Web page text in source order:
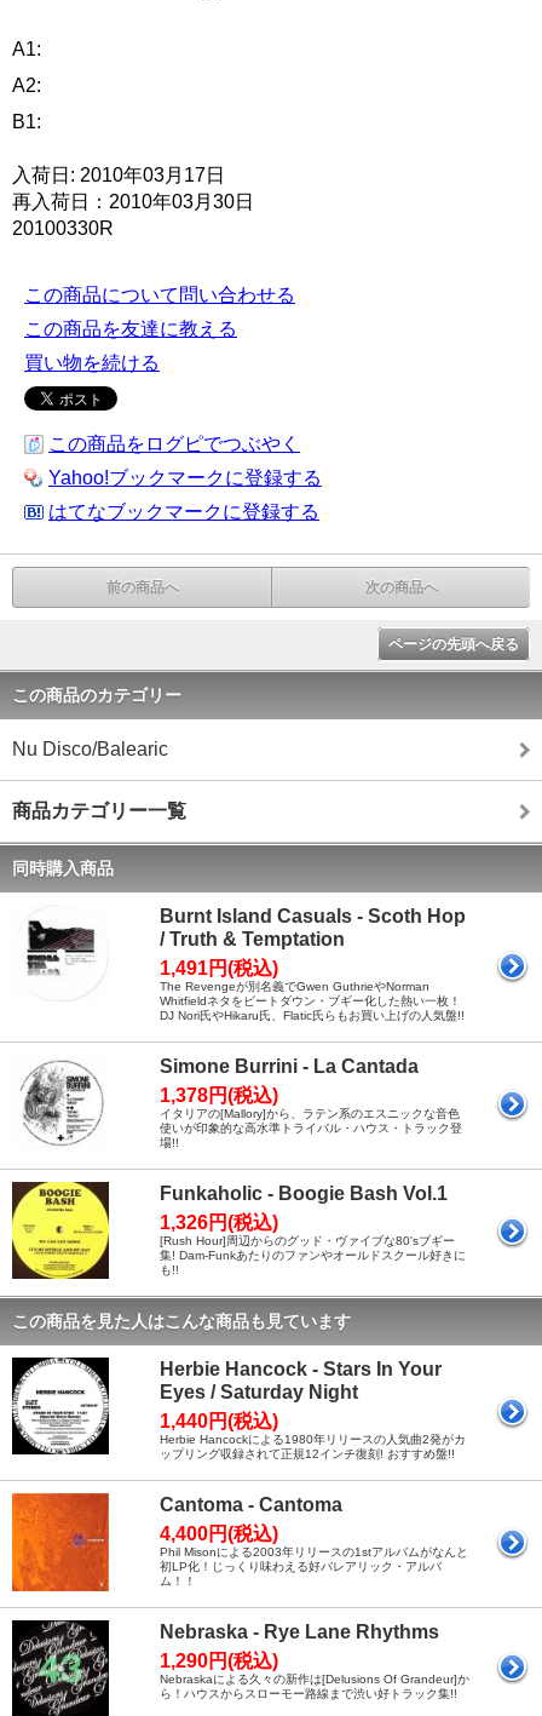
A1:
A2:
B1:
入荷日: 2010年03月17日
再入荷日：2010年03月30日
20100330R
この商品について問い合わせる
この商品を友達に教える
買い物を続ける
この商品をログピでつぶやく
Yahoo!ブックマークに登録する
はてなブックマークに登録する
前の商品へ 次の商品へ
ページの先頭へ戻る
この商品のカテゴリー
Nu Disco/Balearic
商品カテゴリー一覧
同時購入商品
Burnt Island Casuals - Scoth Hop
/ Truth & Temptation
1,491円(税込)
The Revengeが別名義でGwen GuthrieやNorman
Whitfieldネタをビートダウン・ブギー化した熱い一枚！
DJ Nori氏やHikaru氏、Flatic氏らもお買い上げの人気盤!!
Simone Burrini - La Cantada
1,378円(税込)
イタリアの[Mallory]から、ラテン系のエスニックな音色
使いが印象的な高水準トライバル・ハウス・トラック登
場!!
Funkaholic - Boogie Bash Vol.1
1,326円(税込)
[Rush Hour]周辺からのグッド・ヴァイブな80'sブギー
集! Dam-Funkあたりのファンやオールドスクール好きに
も!!
この商品を見た人はこんな商品も見ています
Herbie Hancock - Stars In Your
Eyes / Saturday Night
1,440円(税込)
Herbie Hancockによる1980年リリースの人気曲2発がカ
ップリング収録されて正規12インチ復刻! おすすめ盤!!
Cantoma - Cantoma
4,400円(税込)
Phil Misonによる2003年リリースの1stアルバムがなんと
初LP化！じっくり味わえる好バレアリック・アルバ
ム！！
Nebraska - Rye Lane Rhythms
1,290円(税込)
Nebraskaによる久々の新作は[Delusions Of Grandeur]か
ら！ハウスからスローモー路線まで渋い好トラック集!!